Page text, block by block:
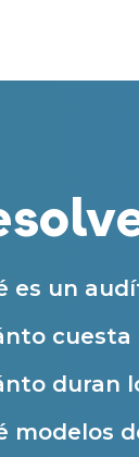
es un
duran
modelos
auditiva
de
de
a